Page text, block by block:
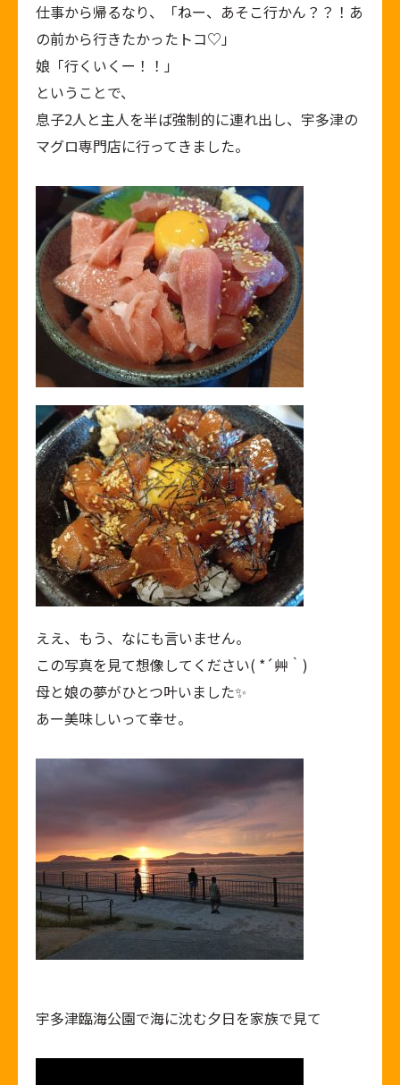
仕事から帰るなり、「ねー、あそこ行かん？？！あ
の前から行きたかったトコ♡」
娘「行くいくー！！」
ということで、
息子2人と主人を半ば強制的に連れ出し、宇多津の
マグロ専門店に行ってきました。
ええ、もう、なにも言いません。
この写真を見て想像してください( *´艸｀)
母と娘の夢がひとつ叶いました✨
あー美味しいって幸せ。
宇多津臨海公園で海に沈む夕日を家族で見て